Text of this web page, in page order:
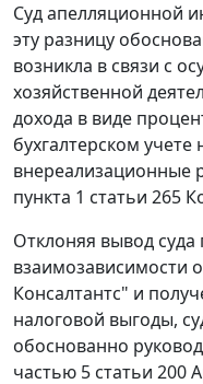
Суд апелляционной
эту разницу
возникла в связи с
хозяйственной
дохода в виде
бухгалтерском учете
внереализационные
пункта 1 статьи 265
Отклоняя вывод
Консалтантс" и
налоговой выгоды,
обоснованно
частью 5 статьи 200